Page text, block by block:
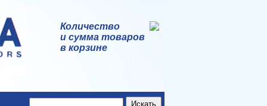
Количество
и сумма товаров
в корзине